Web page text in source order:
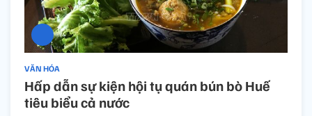
VĂN HÓA
Hấp dẫn sự kiện hội tụ quán bún bò Huế
tiêu biểu cả nước